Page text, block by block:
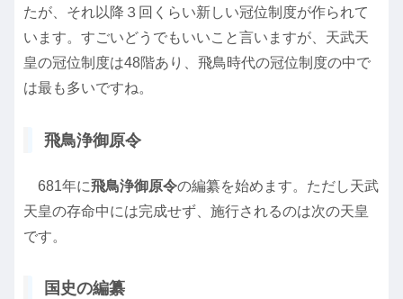
たが、それ以降３回くらい新しい冠位制度が作られて
います。すごいどうでもいいこと言いますが、天武天
皇の冠位制度は48階あり、飛鳥時代の冠位制度の中で
は最も多いですね。
飛鳥浄御原令
681年に飛鳥浄御原令の編纂を始めます。ただし天武
天皇の存命中には完成せず、施行されるのは次の天皇
です。
国史の編纂